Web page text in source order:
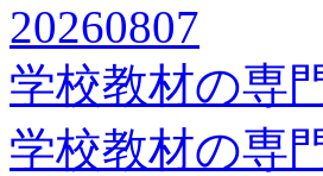
20260807
学校教材の専
学校教材の専